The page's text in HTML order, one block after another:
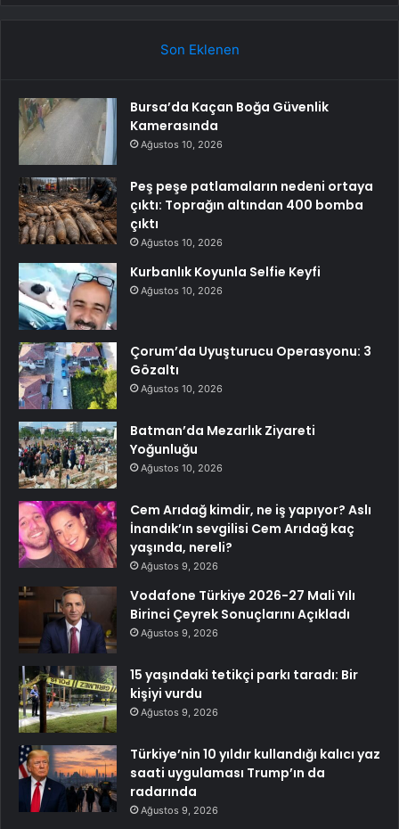
Son Eklenen
Bursa’da Kaçan Boğa Güvenlik
Kamerasında
Ağustos 10, 2026
Peş peşe patlamaların nedeni ortaya
çıktı: Toprağın altından 400 bomba
çıktı
Ağustos 10, 2026
Kurbanlık Koyunla Selfie Keyfi
Ağustos 10, 2026
Çorum’da Uyuşturucu Operasyonu: 3
Gözaltı
Ağustos 10, 2026
Batman’da Mezarlık Ziyareti
Yoğunluğu
Ağustos 10, 2026
Cem Arıdağ kimdir, ne iş yapıyor? Aslı
İnandık’ın sevgilisi Cem Arıdağ kaç
yaşında, nereli?
Ağustos 9, 2026
Vodafone Türkiye 2026-27 Mali Yılı
Birinci Çeyrek Sonuçlarını Açıkladı
Ağustos 9, 2026
15 yaşındaki tetikçi parkı taradı: Bir
kişiyi vurdu
Ağustos 9, 2026
Türkiye’nin 10 yıldır kullandığı kalıcı yaz
saati uygulaması Trump’ın da
radarında
Ağustos 9, 2026